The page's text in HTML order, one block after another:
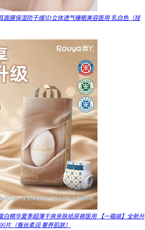
面膜保湿防干燥3D立体透气睡眠美容医用 乳白色（挂
白精华夏季超薄干爽亲肤纸尿裤医用 【一箱装】全新升
片（蚕丝柔润 奢养肌肤）